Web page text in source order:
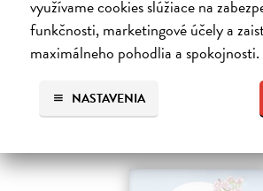
využívame cookies slúžiace na
funkčnosti, marketingové účely a
maximálneho pohodlia a spokojnosti.
NASTAVENIA
jednoduchých pokusov s bežnými predmetmi
Na sklade ?
14,20 €
14,95 € ?